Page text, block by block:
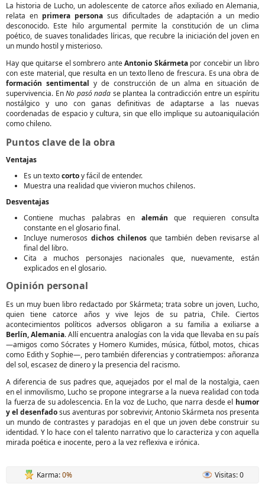
La historia de Lucho, un adolescente de catorce años exiliado en Alemania,
relata en primera persona sus dificultades de adaptación a un medio
desconocido. Este hilo argumental permite la constitución de un clima
poético, de suaves tonalidades líricas, que recubre la iniciación del joven en
un mundo hostil y misterioso.
Hay que quitarse el sombrero anteAntonio Skármetapor concebir un libro
con este material, que resulta en un texto lleno de frescura. Es una obra de
formación sentimental y de construcción de un alma en situación de
supervivencia. EnNo pasó nada se plantea la contradicción entre un espíritu
nostálgico y uno con ganas definitivas de adaptarse a las nuevas
coordenadas de espacio y cultura, sin que ello implique su autoaniquilación
como chileno.
Puntos clave de la obra
Ventajas
Es un textocortoy fácil de entender.
Muestra una realidad que vivieron muchos chilenos.
Desventajas
Contiene muchas palabras en alemán que requieren consulta
constante en el glosario final.
Incluye numerosos dichos chilenosque también deben revisarse al
final del libro.
Cita a muchos personajes nacionales que, nuevamente, están
explicados en el glosario.
Opinión personal
Es un muy buen libro redactado por Skármeta; trata sobre un joven, Lucho,
quien tiene catorce años y vive lejos de su patria, Chile. Ciertos
acontecimientos políticos adversos obligaron a su familia a exiliarse a
Berlín, Alemania. Allí encuentra analogías con la vida que llevaba en su país
—amigos como Sócrates y Homero Kumides, música, fútbol, motos, chicas
como Edith y Sophie—, pero también diferencias y contratiempos: añoranza
del sol, escasez de dinero y la presencia del racismo.
A diferencia de sus padres que, aquejados por el mal de la nostalgia, caen
en el inmovilismo, Lucho se propone integrarse a la nueva realidad con toda
la fuerza de su adolescencia. En la voz de Lucho, que narra desde el humor
y el desenfadosus aventuras por sobrevivir, Antonio Skármeta nos presenta
un mundo de contrastes y paradojas en el que un joven debe construir su
identidad. Y lo hace con el talento narrativo que lo caracteriza y con aquella
mirada poética e inocente, pero a la vez reflexiva e irónica.
Karma:0% Visitas: 0